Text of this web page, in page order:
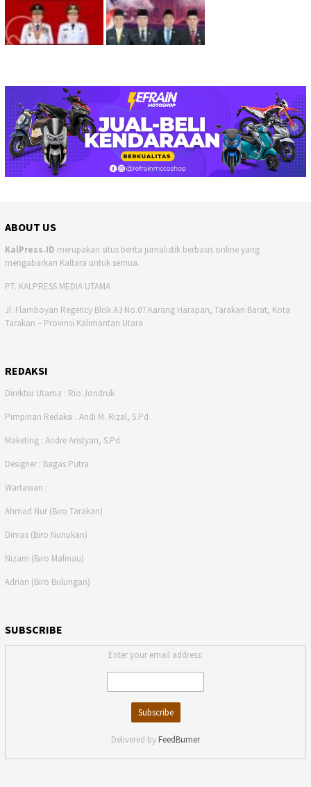
ABOUT US
KalPress.ID merupakan situs berita jurnalistik berbasis online yang
mengabarkan Kaltara untuk semua.
PT. KALPRESS MEDIA UTAMA
Jl. Flamboyan Regency Blok A3 No.07 Karang Harapan, Tarakan Barat, Kota
Tarakan – Provinsi Kalimantan Utara
REDAKSI
Direktur Utama : Rio Jondruk
Pimpinan Redaksi : Andi M. Rizal, S.Pd
Maketing : Andre Aristyan, S.Pd
Designer : Bagas Putra
Wartawan :
Ahmad Nur (Biro Tarakan)
Dimas (Biro Nunukan)
Nizam (Biro Malinau)
Adrian (Biro Bulungan)
SUBSCRIBE
Enter your email address:
Delivered by FeedBurner